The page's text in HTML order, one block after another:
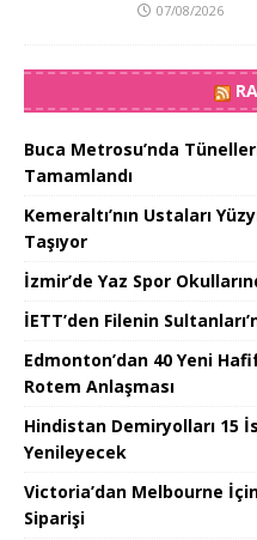
07/08/2026
Buca Metrosu’nda
Tamamlandı
Kemeraltı’nın Ustaları
Taşıyor
İzmir’de Yaz Spor
İETT’den Filenin
Edmonton’dan 40 Yeni
Rotem Anlaşması
Hindistan Demiryolları 15
Yenileyecek
Victoria’dan Melbourne
Siparişi